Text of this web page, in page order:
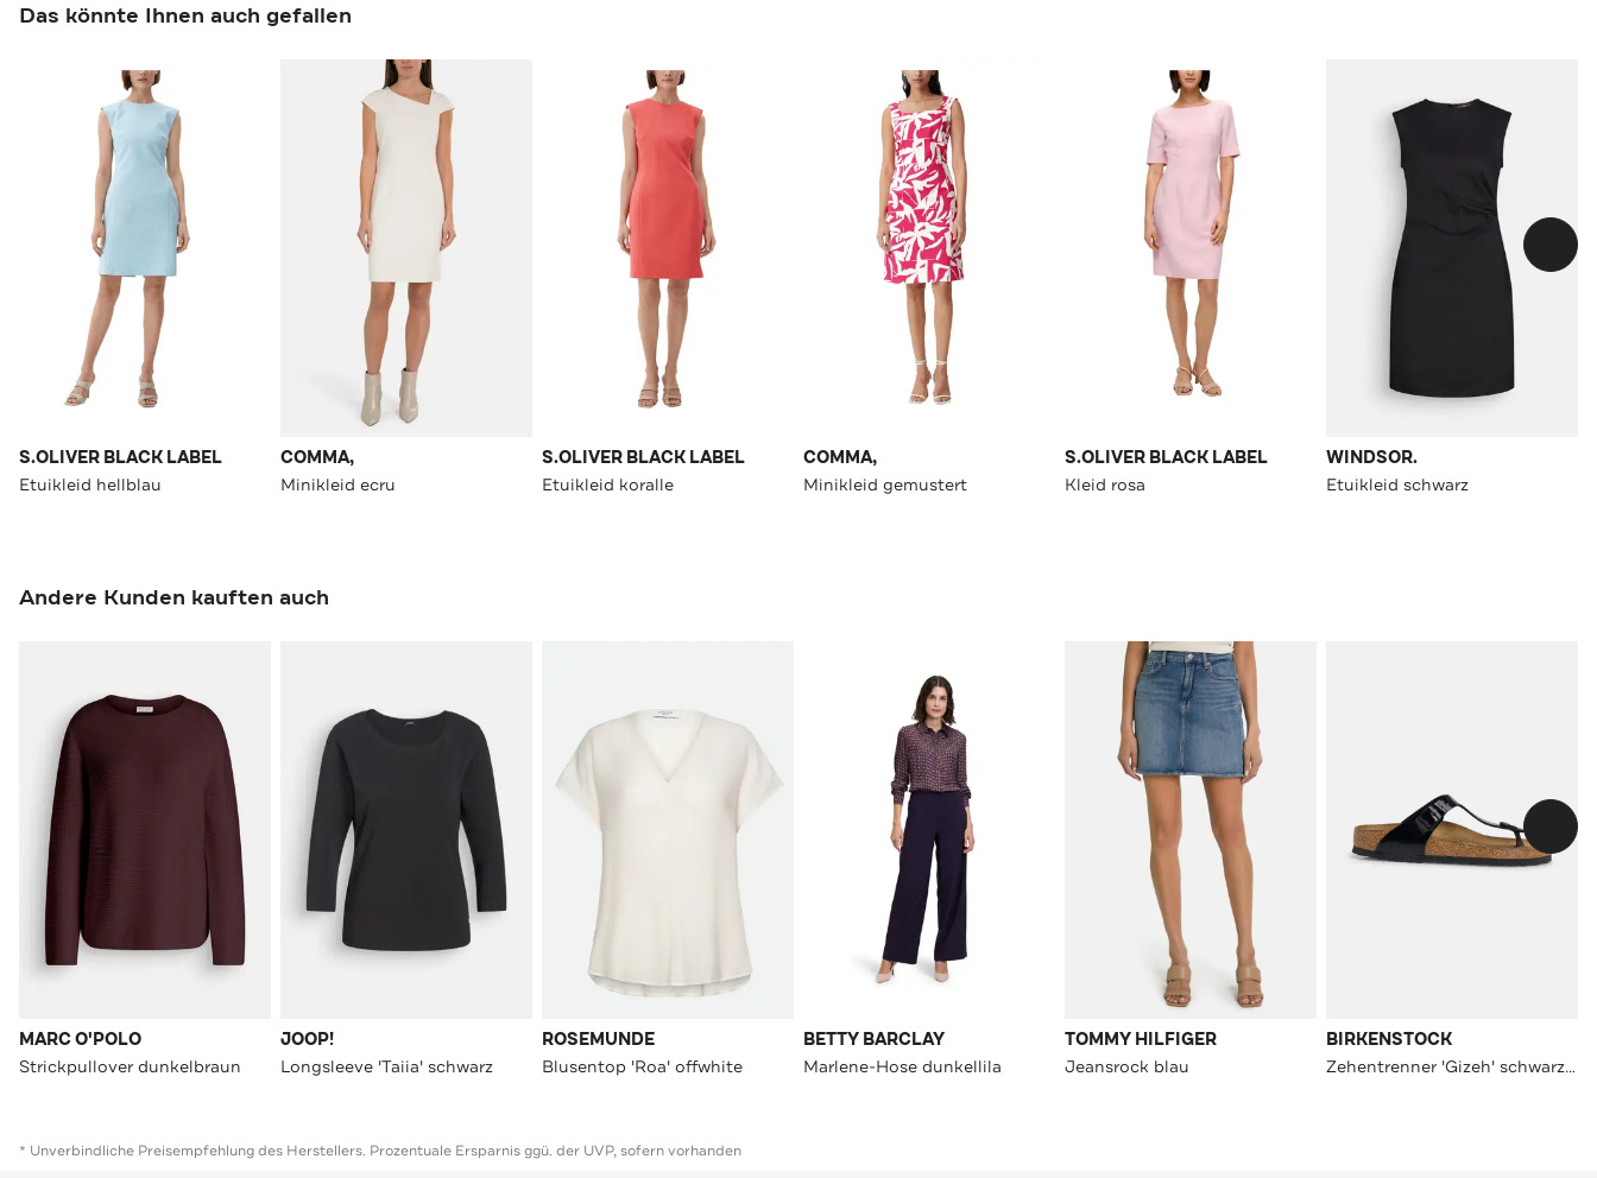
Das könnte Ihnen auch gefallen
S.OLIVER BLACK LABEL
Etuikleid hellblau
COMMA,
Minikleid ecru
S.OLIVER BLACK LABEL
Etuikleid koralle
COMMA,
Minikleid gemustert
S.OLIVER BLACK LABEL
Kleid rosa
WINDSOR.
Etuikleid schwarz
Andere Kunden kauften auch
MARC O'POLO
Strickpullover dunkelbraun
JOOP!
Longsleeve 'Taiia' schwarz
ROSEMUNDE
Blusentop 'Roa' offwhite
BETTY BARCLAY
Marlene-Hose dunkellila
TOMMY HILFIGER
Jeansrock blau
BIRKENSTOCK
Zehentrenner 'Gizeh' schwarz unisex
* Unverbindliche Preisempfehlung des Herstellers. Prozentuale Ersparnis ggü. der UVP, sofern vorhanden